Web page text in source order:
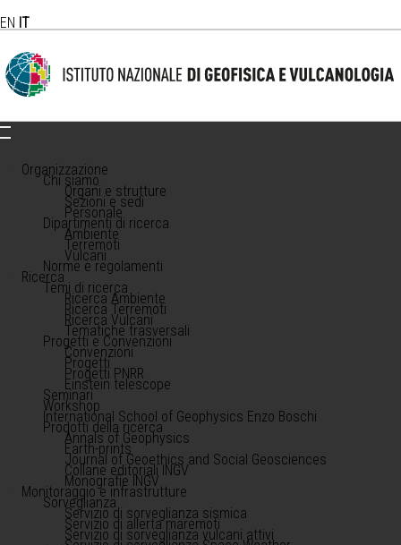
EN IT
Organizzazione
Chi siamo
Organi e strutture
Sezioni e sedi
Personale
Dipartimenti di ricerca
Ambiente
Terremoti
Vulcani
Norme e regolamenti
Ricerca
Temi di ricerca
Ricerca Ambiente
Ricerca Terremoti
Ricerca Vulcani
Tematiche trasversali
Progetti e Convenzioni
Convenzioni
Progetti
Progetti PNRR
Einstein telescope
Seminari
Workshop
International School of Geophysics Enzo Boschi
Prodotti della ricerca
Annals of Geophysics
Earth-prints
Journal of Geoethics and Social Geosciences
Collane editoriali INGV
Monografie INGV
Monitoraggio e infrastrutture
Sorveglianza
Servizio di sorveglianza sismica
Servizio di allerta maremoti
Servizio di sorveglianza vulcani attivi